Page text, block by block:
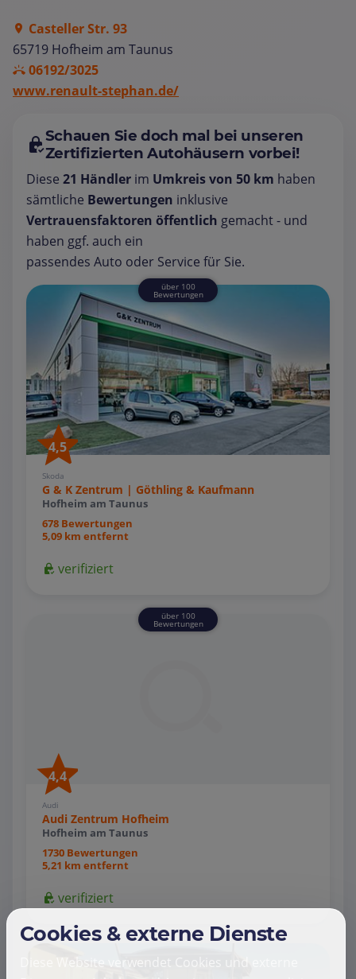
Casteller Str. 93
65719 Hofheim am Taunus
06192/3025
www.renault-stephan.de/
Schauen Sie doch mal bei unseren
Zertifizierten Autohäusern vorbei!
Diese 21 Händler im Umkreis von 50 km haben
sämtliche Bewertungen inklusive
Vertrauensfaktoren öffentlich gemacht - und
haben ggf. auch ein
passendes Auto oder Service für Sie.
über 100
Bewertungen
4,5
Skoda
G & K Zentrum | Göthling & Kaufmann
Hofheim am Taunus
678 Bewertungen
5,09 km entfernt
verifiziert
über 100
Bewertungen
4,4
Audi
Audi Zentrum Hofheim
Hofheim am Taunus
1730 Bewertungen
5,21 km entfernt
verifiziert
Cookies & externe Dienste
Diese Website verwendet Cookies und externe